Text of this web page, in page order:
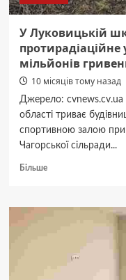
У Луковицькій
протирадіаційне
мільйонів
10 місяців тому назад
Джерело: cvnews.cv.ua
області триває
спортивною залою
Чагорської сільради...
БільшеДокладніше
Луковицькій
будують
протирадіаційне